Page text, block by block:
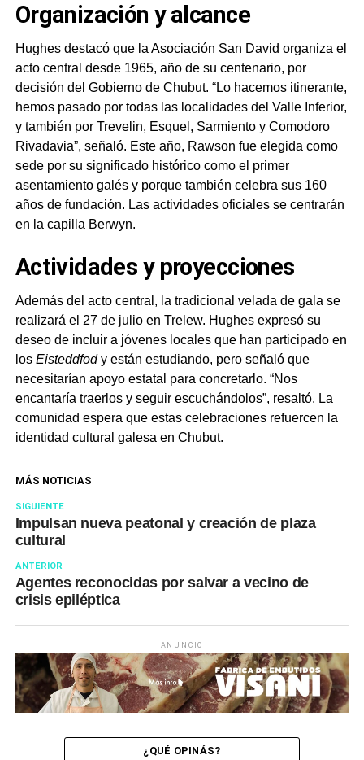
Organización y alcance
Hughes destacó que la Asociación San David organiza el
acto central desde 1965, año de su centenario, por
decisión del Gobierno de Chubut. “Lo hacemos itinerante,
hemos pasado por todas las localidades del Valle Inferior,
y también por Trevelin, Esquel, Sarmiento y Comodoro
Rivadavia”, señaló. Este año, Rawson fue elegida como
sede por su significado histórico como el primer
asentamiento galés y porque también celebra sus 160
años de fundación. Las actividades oficiales se centrarán
en la capilla Berwyn.
Actividades y proyecciones
Además del acto central, la tradicional velada de gala se
realizará el 27 de julio en Trelew. Hughes expresó su
deseo de incluir a jóvenes locales que han participado en
los Eisteddfody están estudiando, pero señaló que
necesitarían apoyo estatal para concretarlo. “Nos
encantaría traerlos y seguir escuchándolos”, resaltó. La
comunidad espera que estas celebraciones refuercen la
identidad cultural galesa en Chubut.
MÁS NOTICIAS
SIGUIENTE
Impulsan nueva peatonal y creación de plaza
cultural
ANTERIOR
Agentes reconocidas por salvar a vecino de
crisis epiléptica
ANUNCIO
¿QUÉ OPINÁS?